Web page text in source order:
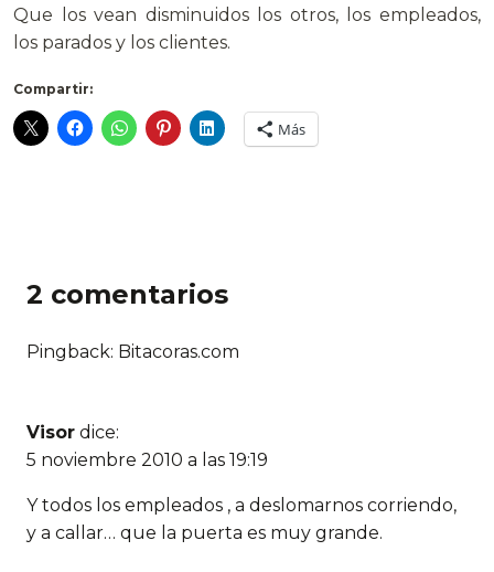
Que los vean disminuidos los otros, los empleados,
los parados y los clientes.
Compartir:
Más
2 comentarios
Pingback: Bitacoras.com
Visor dice:
5 noviembre 2010 a las 19:19
Y todos los empleados , a deslomarnos corriendo,
y a callar… que la puerta es muy grande.